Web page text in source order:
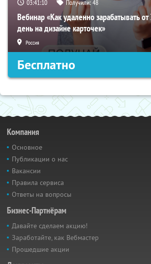
03:41:09 Получили:48
Вебинар «Как удаленно зарабатывать
день на дизайне карточек»
Россия
Бесплатно
Компания
Основное
Публикации о нас
Вакансии
Правила сервиса
Ответы на вопросы
Бизнес-Партнёрам
Давайте сделаем акцию!
Заработайте, как Вебмастер
Прошедшие акции